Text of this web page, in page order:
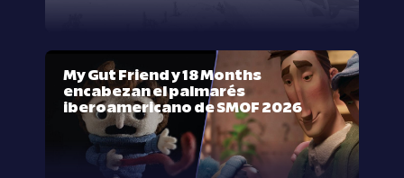
My Gut Friend y 18 Months
encabezan el palmarés
iberoamericano de SMOF 2026